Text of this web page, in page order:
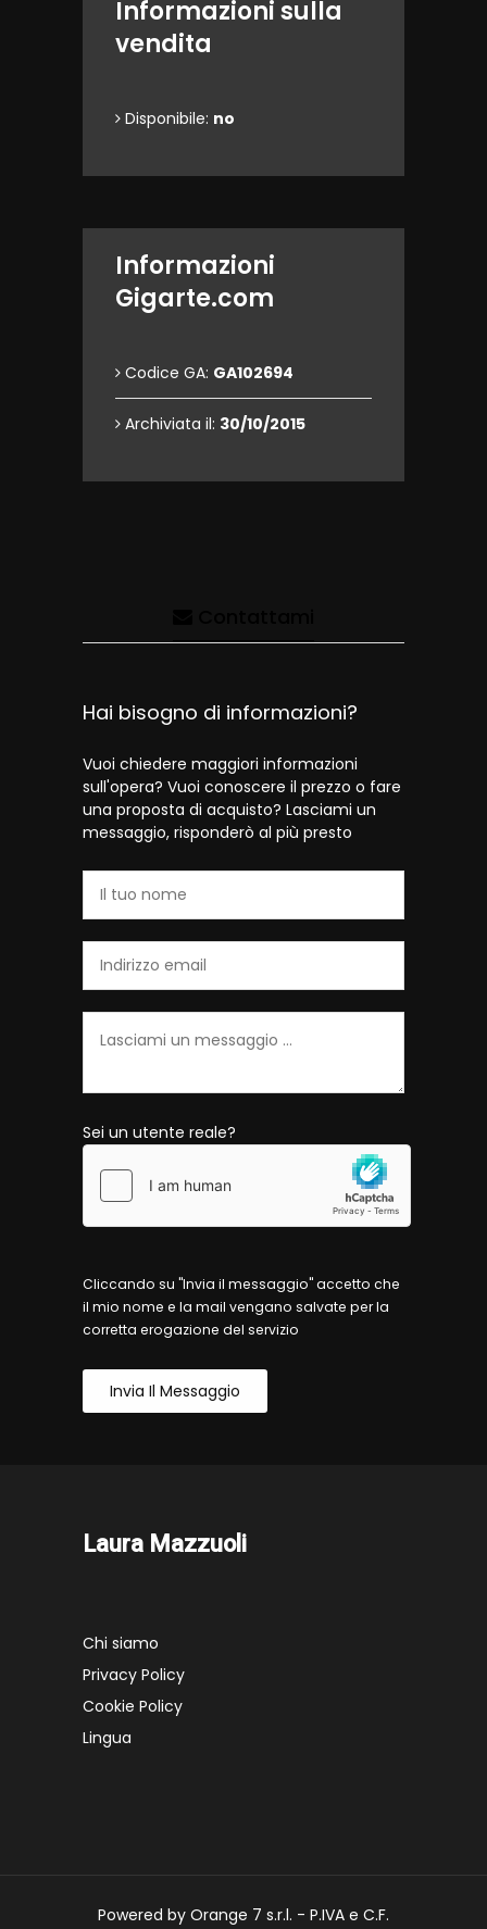
Informazioni sulla
vendita
Disponibile: no
Informazioni
Gigarte.com
Codice GA: GA102694
Archiviata il: 30/10/2015
Hai bisogno di informazioni?
Vuoi chiedere maggiori informazioni
sull'opera? Vuoi conoscere il prezzo o fare
una proposta di acquisto? Lasciami un
messaggio, risponderò al più presto
Sei un utente reale?
Cliccando su "Invia il messaggio" accetto che
il mio nome e la mail vengano salvate per la
corretta erogazione del servizio
Invia Il Messaggio
Laura Mazzuoli
Chi siamo
Privacy Policy
Cookie Policy
Lingua
Powered by Orange 7 s.r.l. - P.IVA e C.F.